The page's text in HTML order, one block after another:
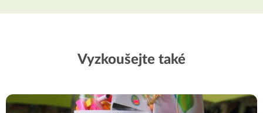
Vyzkoušejte také